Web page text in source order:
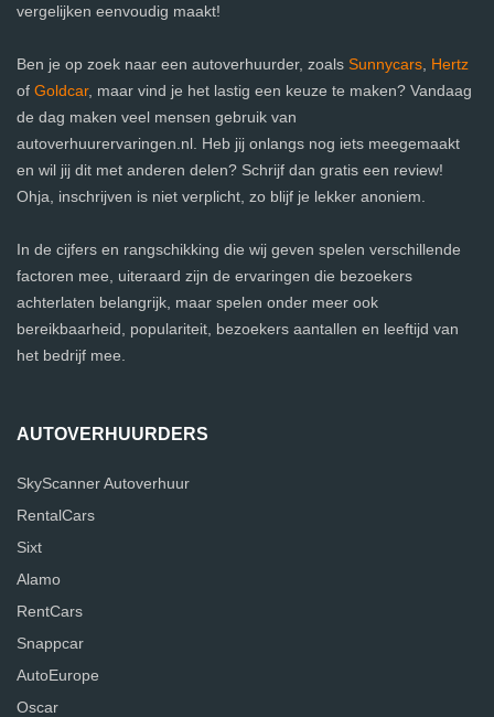
vergelijken eenvoudig maakt!
Ben je op zoek naar een autoverhuurder, zoals Sunnycars Hertz
of Goldcar, maar vind je het lastig een keuze te maken? Vandaag
de dag maken veel mensen gebruik van
autoverhuurervaringen.nl. Heb jij onlangs nog iets meegemaakt
en wil jij dit met anderen delen? Schrijf dan gratis een review!
Ohja, inschrijven is niet verplicht, zo blijf je lekker anoniem.
In de cijfers en rangschikking die wij geven spelen verschillende
factoren mee, uiteraard zijn de ervaringen die bezoekers
achterlaten belangrijk, maar spelen onder meer ook
bereikbaarheid, populariteit, bezoekers aantallen en leeftijd van
het bedrijf mee.
AUTOVERHUURDERS
SkyScanner Autoverhuur
RentalCars
Sixt
Alamo
RentCars
Snappcar
AutoEurope
Oscar